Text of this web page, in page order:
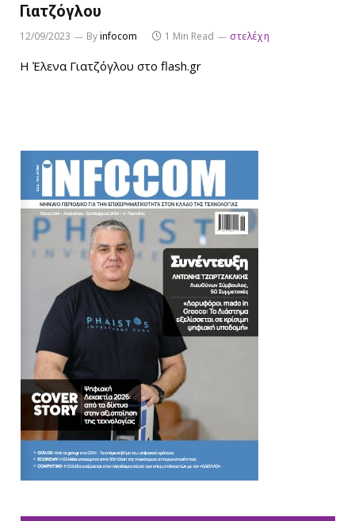
Γιατζόγλου
12/09/2023 Byinfocom 1 Min Read στελέχη
Η Έλενα Γιατζόγλου στο flash.gr